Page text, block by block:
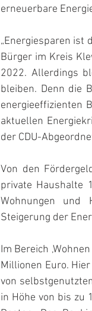
erneuerbare
„Energiesparen ist
Bürger im Kreis
2022. Allerdings
bleiben. Denn die
energieeffizienten
aktuellen
der CDU-
Von den
private Haushalte
Wohnungen und
Steigerung der
Im Bereich
Millionen Euro.
von
in Höhe von bis zu